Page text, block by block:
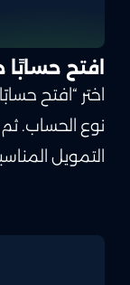
افتح حسابًا
اختر “افتح
نوع الحساب. ثم
التمويل